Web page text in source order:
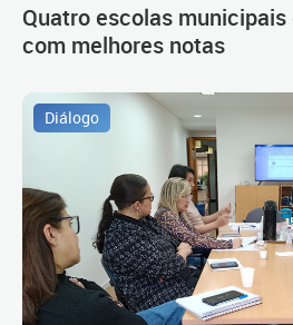
Quatro escolas
com melhores notas
Diálogo